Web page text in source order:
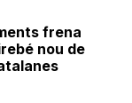
frena
nou de